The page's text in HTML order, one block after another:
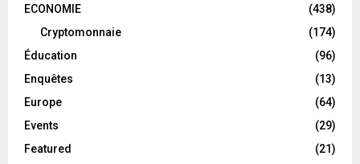
ECONOMIE
(438)
Cryptomonnaie
(174)
Éducation
(96)
Enquêtes
(13)
Europe
(64)
Events
(29)
Featured
(21)